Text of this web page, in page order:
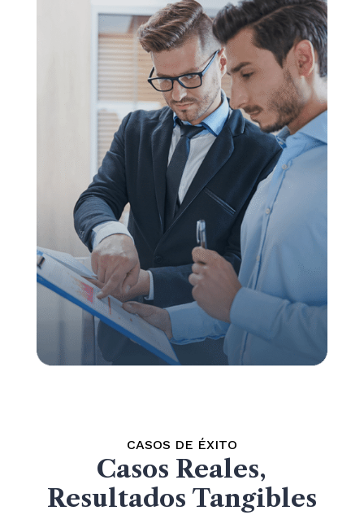
CASOS DE ÉXITO
Casos Reales,
Resultados Tangibles